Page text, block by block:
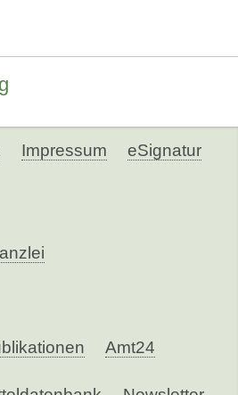
Impressum eSignatur
Amt24